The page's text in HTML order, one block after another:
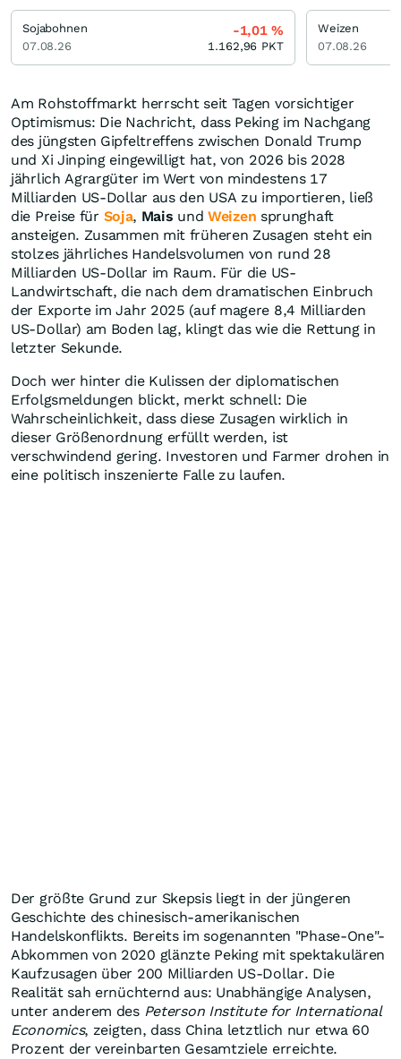
Am Rohstoffmarkt herrscht seit Tagen vorsichtiger
Optimismus: Die Nachricht, dass Peking im Nachgang
des jüngsten Gipfeltreffens zwischen Donald Trump
und Xi Jinping eingewilligt hat, von 2026 bis 2028
jährlich Agrargüter im Wert von mindestens 17
Milliarden US-Dollar aus den USA zu importieren, ließ
die Preise für Soja, Mais undWeizen sprunghaft
ansteigen. Zusammen mit früheren Zusagen steht ein
stolzes jährliches Handelsvolumen von rund 28
Milliarden US-Dollar im Raum. Für die US-
Landwirtschaft, die nach dem dramatischen Einbruch
der Exporte im Jahr 2025 (auf magere 8,4 Milliarden
US-Dollar) am Boden lag, klingt das wie die Rettung in
letzter Sekunde.
Doch wer hinter die Kulissen der diplomatischen
Erfolgsmeldungen blickt, merkt schnell: Die
Wahrscheinlichkeit, dass diese Zusagen wirklich in
dieser Größenordnung erfüllt werden, ist
verschwindend gering. Investoren und Farmer drohen in
eine politisch inszenierte Falle zu laufen.
Der größte Grund zur Skepsis liegt in der jüngeren
Geschichte des chinesisch-amerikanischen
Handelskonflikts. Bereits im sogenannten "Phase-One"-
Abkommen von 2020 glänzte Peking mit spektakulären
Kaufzusagen über 200 Milliarden US-Dollar. Die
Realität sah ernüchternd aus: Unabhängige Analysen,
unter anderem des Peterson Institute for International
Economics, zeigten, dass China letztlich nur etwa 60
Prozent der vereinbarten Gesamtziele erreichte.
Sojabohnen
07.08.26
-1,01%
1.162,96 PKT
Weizen
07.08.26